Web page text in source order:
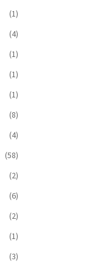
(1)
(4)
(1)
(1)
(1)
(8)
(4)
(58)
(2)
(6)
(2)
(1)
(3)